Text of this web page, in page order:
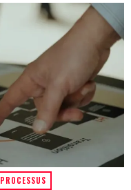
PROCESSUS